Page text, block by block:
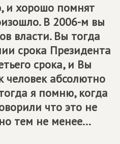
и хорошо помнят
В 2006-м вы
власти. Вы тогда
срока Президента
срока, и Вы
человек абсолютно
я помню, когда
что это не
тем не менее...